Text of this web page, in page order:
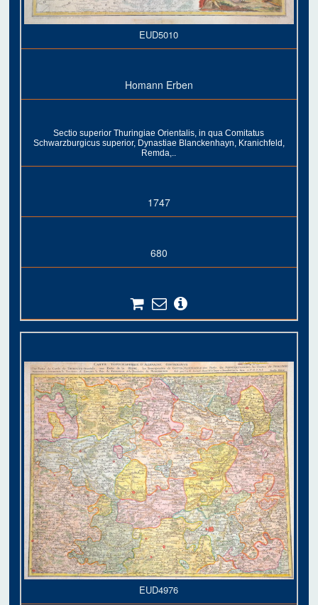
EUD5010
Homann Erben
Sectio superior Thuringiae Orientalis, in qua Comitatus
Schwarzburgicus superior, Dynastiae Blanckenhayn, Kranichfeld,
Remda,..
1747
680
EUD4976